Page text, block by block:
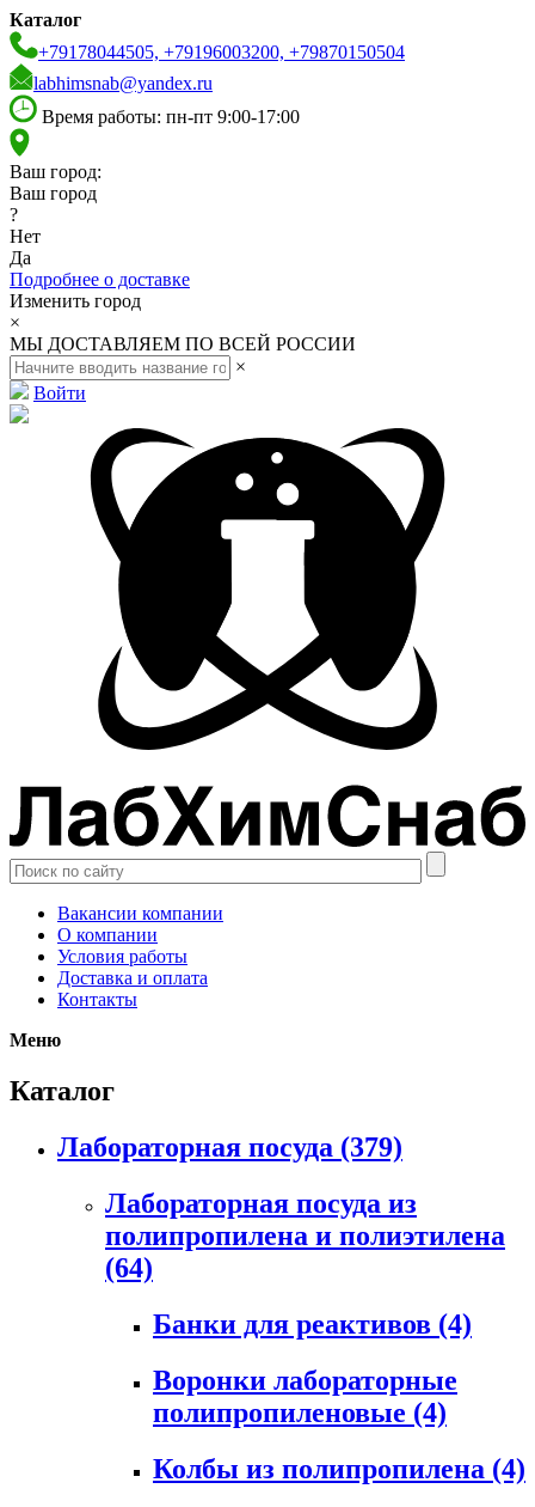
Каталог
+79178044505, +79196003200, +79870150504
labhimsnab@yandex.ru
Время работы: пн-пт 9:00-17:00
Ваш город:
Ваш город
?
Нет
Да
Подробнее о доставке
Изменить город
×
МЫ ДОСТАВЛЯЕМ ПО ВСЕЙ РОССИИ
×
Войти
Вакансии компании
О компании
Условия работы
Доставка и оплата
Контакты
Меню
Каталог
Лабораторная посуда (379)
Лабораторная посуда из
полипропилена и полиэтилена
(64)
Банки для реактивов (4)
Воронки лабораторные
полипропиленовые (4)
Колбы из полипропилена (4)